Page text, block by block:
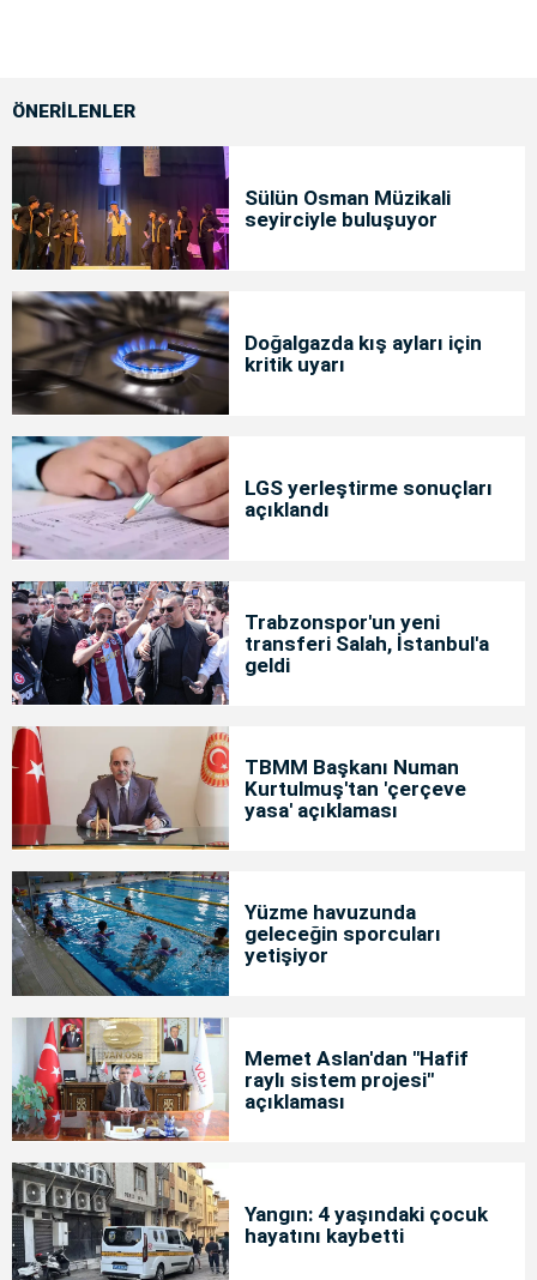
ÖNERİLENLER
Sülün Osman Müzikali
seyirciyle buluşuyor
Doğalgazda kış ayları için
kritik uyarı
LGS yerleştirme sonuçları
açıklandı
Trabzonspor'un yeni
transferi Salah, İstanbul'a
geldi
TBMM Başkanı Numan
Kurtulmuş'tan 'çerçeve
yasa' açıklaması
Yüzme havuzunda
geleceğin sporcuları
yetişiyor
Memet Aslan'dan "Hafif
raylı sistem projesi"
açıklaması
Yangın: 4 yaşındaki çocuk
hayatını kaybetti